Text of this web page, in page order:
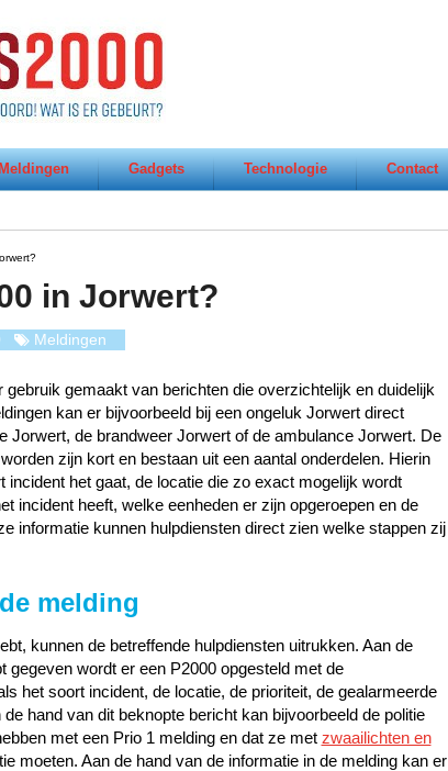
Gadgets Technologie Contact
in Jorwert?
Meldingen
gemaakt van berichten die overzichtelijk en duidelijk
kan er bijvoorbeeld bij een ongeluk Jorwert direct
Jorwert, de brandweer Jorwert of de ambulance Jorwert. De
zijn kort en bestaan uit een aantal onderdelen. Hierin
het gaat, de locatie die zo exact mogelijk wordt
incident heeft, welke eenheden er zijn opgeroepen en de
informatie kunnen hulpdiensten direct zien welke stappen zij
melding
kunnen de betreffende hulpdiensten uitrukken. Aan de
gegeven wordt er een P2000 opgesteld met de
het soort incident, de locatie, de prioriteit, de gealarmeerde
hand van dit beknopte bericht kan bijvoorbeeld de politie
met een Prio 1 melding en dat ze met zwaailichten en
moeten. Aan de hand van de informatie in de melding kan er